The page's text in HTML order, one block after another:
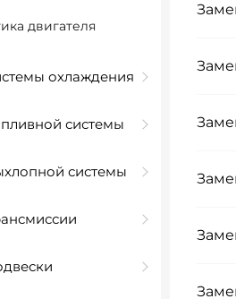
двигателя
охлаждения
системы
системы